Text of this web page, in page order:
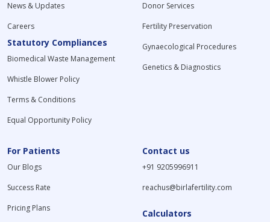
News & Updates
Careers
Statutory Compliances
Biomedical Waste Management
Whistle Blower Policy
Terms & Conditions
Equal Opportunity Policy
Donor Services
Fertility Preservation
Gynaecological Procedures
Genetics & Diagnostics
For Patients
Our Blogs
Success Rate
Pricing Plans
Contact us
+91 9205996911
reachus@birlafertility.com
Calculators